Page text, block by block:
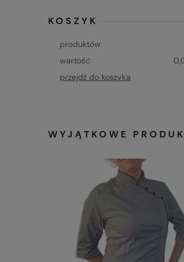
KOSZYK
produktów:
wartość:
przejdź do koszyka
WYJĄTKOWE